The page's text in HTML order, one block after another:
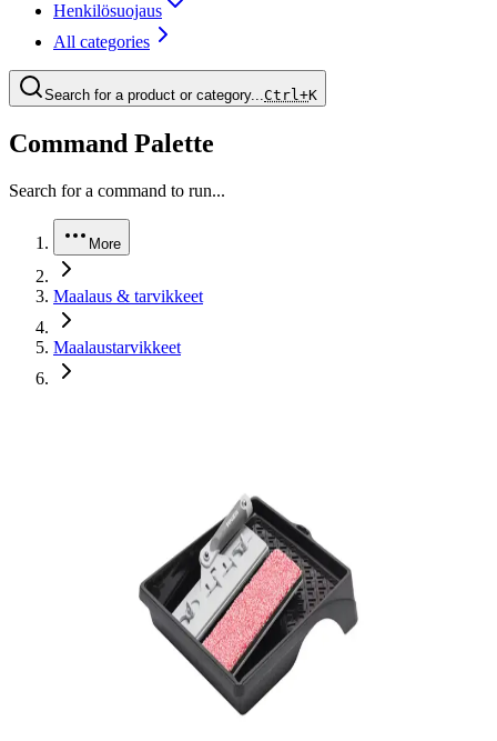
Henkilösuojaus
All categories
Search for a product or category...Ctrl+K
Command Palette
Search for a command to run...
More
Maalaus & tarvikkeet
Maalaustarvikkeet